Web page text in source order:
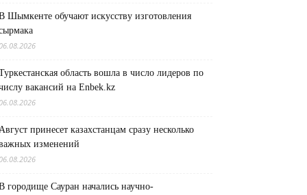
Шымкенте обучают искусству изготовления
область вошла в число лидеров по
вакансий на Enbek.kz
принесет казахстанцам сразу несколько
изменений
городище Сауран начались научно-